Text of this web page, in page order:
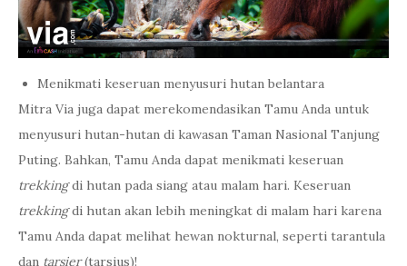
Menikmati keseruan menyusuri hutan belantara
Mitra Via juga dapat merekomendasikan Tamu Anda untuk
menyusuri hutan-hutan di kawasan Taman Nasional Tanjung
Puting. Bahkan, Tamu Anda dapat menikmati keseruan
trekkingdi hutan pada siang atau malam hari. Keseruan
trekkingdi hutan akan lebih meningkat di malam hari karena
Tamu Anda dapat melihat hewan nokturnal, seperti tarantula
dan tarsier(tarsius)!